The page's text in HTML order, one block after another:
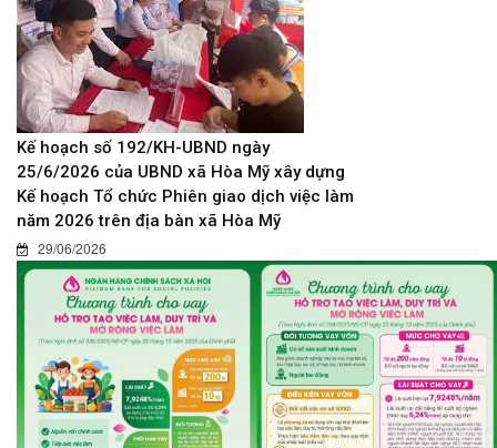
Kế hoạch số 192/KH-UBND ngày
25/6/2026 của UBND xã Hòa Mỹ xây dựng
Kế hoạch Tổ chức Phiên giao dịch việc làm
năm 2026 trên địa bàn xã Hòa Mỹ
29/06/2026